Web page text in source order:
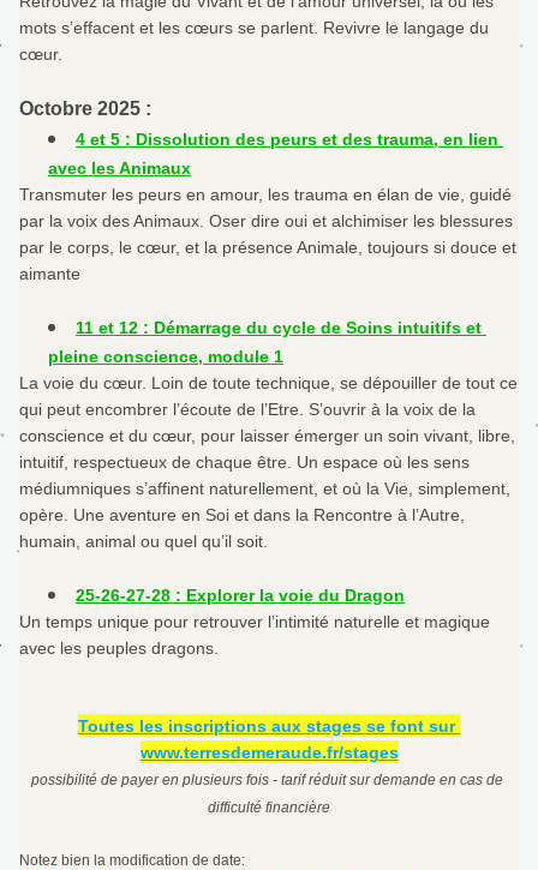
mots s’effacent et les cœurs se parlent. Revivre le langage du
cœur.
Octobre 2025 :
4 et 5 : Dissolution des peurs et des trauma, en lien
avec les Animaux
Transmuter les peurs en amour, les trauma en élan de vie, guidé
par la voix des Animaux. Oser dire oui et alchimiser les blessures
par le corps, le cœur, et la présence Animale, toujours si douce et
aimante
11 et 12 : Démarrage du cycle de Soins intuitifs et
pleine conscience, module 1
La voie du cœur. Loin de toute technique, se dépouiller de tout ce
qui peut encombrer l’écoute de l’Etre. S’ouvrir à la voix de la
conscience et du cœur, pour laisser émerger un soin vivant, libre,
intuitif, respectueux de chaque être. Un espace où les sens
médiumniques s’affinent naturellement, et où la Vie, simplement,
opère. Une aventure en Soi et dans la Rencontre à l’Autre,
humain, animal ou quel qu’il soit.
25-26-27-28 : Explorer la voie du Dragon
Un temps unique pour retrouver l’intimité naturelle et magique
avec les peuples dragons.
Toutes les inscriptions aux stages se font sur
www.terresdemeraude.fr/stages
possibilité de payer en plusieurs fois - tarif réduit sur demande en cas de
difficulté financière
Notez bien la modification de date: